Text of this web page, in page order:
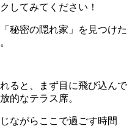
してみてください！
秘密の隠れ家」を見つけた
ると、まず目に飛び込んで
的なテラス席。
ながらここで過ごす時間